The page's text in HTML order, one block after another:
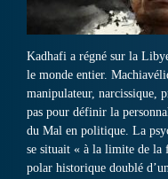
Kadhafi a régné sur la
le monde entier.
manipulateur, narcissique,
pas pour définir la
du Mal en politique. La
se situait « à la limite de la
polar historique doublé